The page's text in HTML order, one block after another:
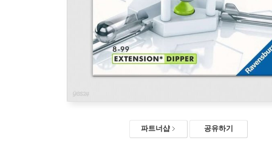
파트너샵 공유하기